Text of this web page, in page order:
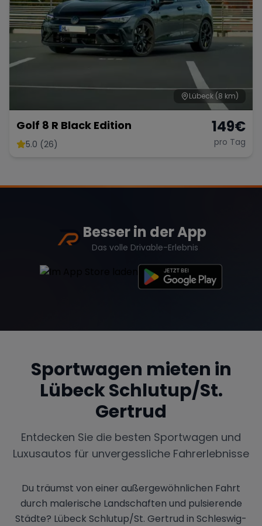
Bentley Rolls Royce Aston Martin
Bugatti Lotus Maserati
Lübeck (8 km)
Golf 8 R Black Edition
5.0 (26)
149€
pro Tag
Besser in der App
Das volle Drivable-Erlebnis
Sportwagen mieten in
Lübeck Schlutup/St.
Gertrud
Entdecken Sie die besten Sportwagen und
Luxusautos für unvergessliche Fahrerlebnisse
Du träumst von einer außergewöhnlichen Fahrt
durch malerische Landschaften und pulsierende
Städte? Lübeck Schlutup/St. Gertrud in Schleswig-